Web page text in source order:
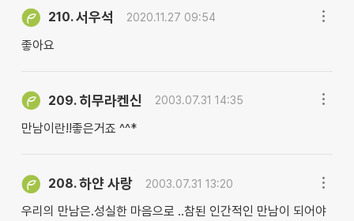
210.서우석 2020.11.27 09:54
좋아요
209. 히무라켄신 2003.07.31 14:35
만남이란!!좋은거죠 ^^*
208.하얀 사랑 2003.07.31 13:20
우리의 만남은.성실한 마음으로 ..참된 인간적인 만남이 되어야